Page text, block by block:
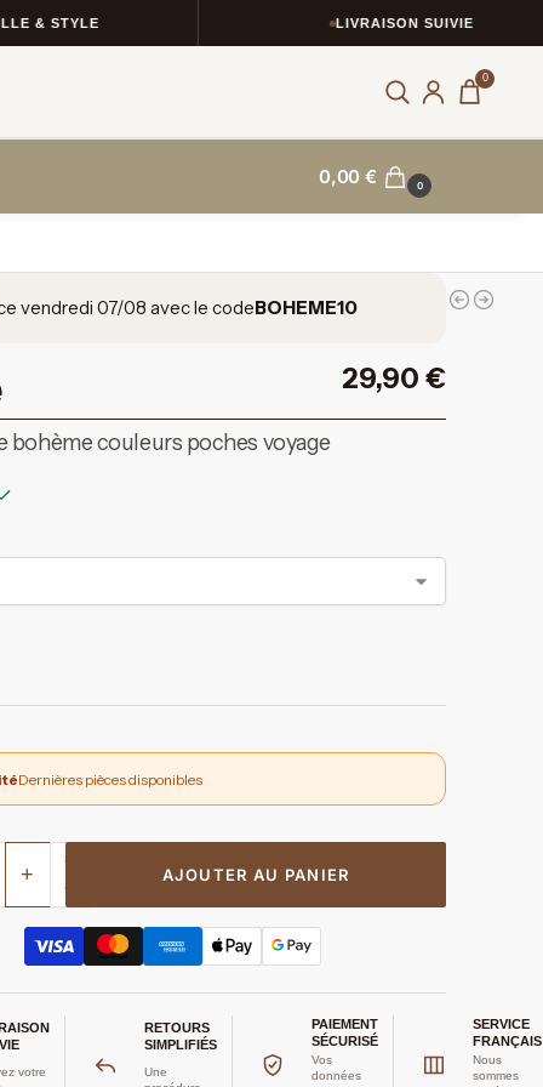
LIVRAISON SUIVIE
0
0,00€ 0
vendredi 07/08 avec le codeBOHEME10
29,90 €
bohème couleurs poches voyage
Dernières pièces disponibles
+ AJOUTER AU PANIER
votre
RETOURS
SIMPLIFIÉS
Une
PAIEMENT
SÉCURISÉ
Vos
données
SERVICE
FRANÇAIS
Nous
sommes